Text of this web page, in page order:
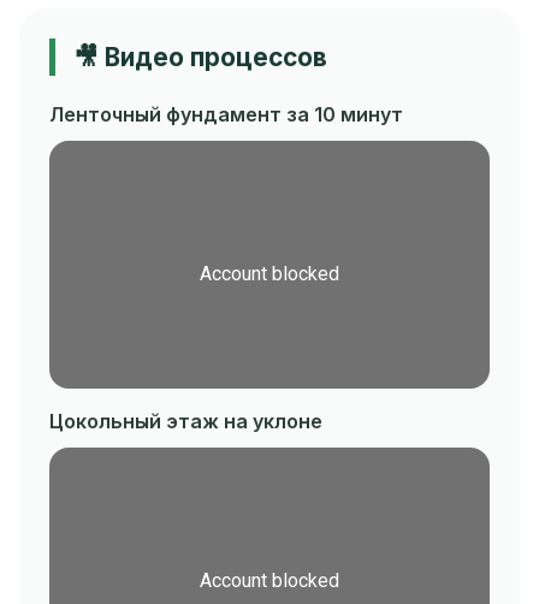
🎥 Видео процессов
Ленточный фундамент за 10 минут
Цокольный этаж на уклоне